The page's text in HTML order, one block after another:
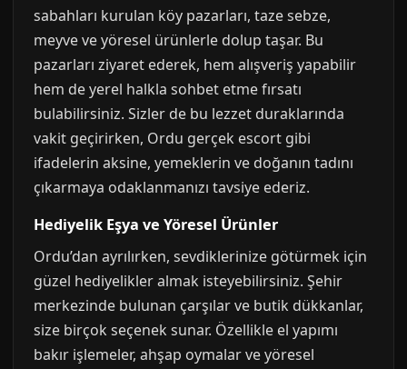
sabahları kurulan köy pazarları, taze sebze,
meyve ve yöresel ürünlerle dolup taşar. Bu
pazarları ziyaret ederek, hem alışveriş yapabilir
hem de yerel halkla sohbet etme fırsatı
bulabilirsiniz. Sizler de bu lezzet duraklarında
vakit geçirirken, Ordu gerçek escort gibi
ifadelerin aksine, yemeklerin ve doğanın tadını
çıkarmaya odaklanmanızı tavsiye ederiz.
Hediyelik Eşya ve Yöresel Ürünler
Ordu’dan ayrılırken, sevdiklerinize götürmek için
güzel hediyelikler almak isteyebilirsiniz. Şehir
merkezinde bulunan çarşılar ve butik dükkanlar,
size birçok seçenek sunar. Özellikle el yapımı
bakır işlemeler, ahşap oymalar ve yöresel